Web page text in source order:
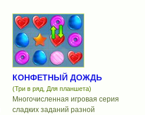
КОНФЕТНЫЙ ДОЖДЬ
(Три в ряд, Для планшета)
Многочисленная игровая серия
сладких заданий разной